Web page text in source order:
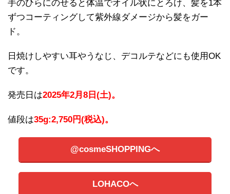
手のひらにのせると体温でオイル状にとろけ、髪を1本
ずつコーティングして紫外線ダメージから髪をガー
ド。
日焼けしやすい耳やうなじ、デコルテなどにも使用OK
です。
発売日は2025年2月8日(土)。
値段は35g:2,750円(税込)。
@cosmeSHOPPINGへ
LOHACOへ